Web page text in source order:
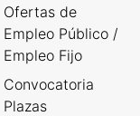
Ofertas de
Empleo Público /
Empleo Fijo
Convocatoria
Plazas